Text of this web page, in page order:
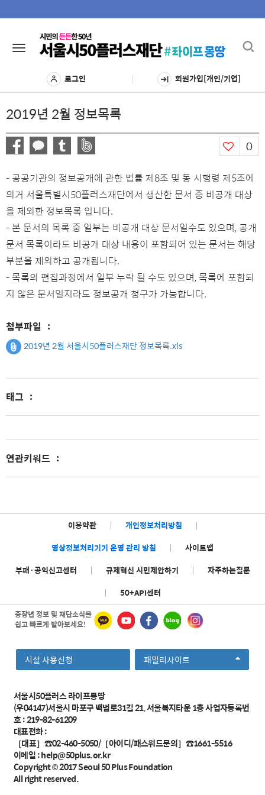
Toggle
navigation
로그인 회원가입[개인/기업]
2019년 2월 정보목록
0
- 공공기관의 정보공개에 관한 법률 제8조 및 동 시행령 제5조에
의거 서울특별시50플러스재단에서 생산한 문서 중 비공개 대상
을 제외한 정보목록 입니다.
- 본 문서의 목록 중 일부는 비공개 대상 문서일수도 있으며, 공개
문서 목록이라도 비공개 대상 내용이 포함되어 있는 문서는 해당
부분을 제외하고 공개됩니다.
- 목록의 편집과정에서 일부 누락 될 수도 있으며, 목록에 포함되
지 않은 문서일지라도 정보공개 청구가 가능합니다.
첨부파일 :
2019년 2월 서울시50플러스재단 정보목록.xls
태그 :
연관키워드 :
이용약관 | 개인정보처리방침
|
영상정보처리기기 운영 관리 방침
|
사이트맵
부패·공익신고센터
| 규제혁신 시민제안하기 |
자주하는질문
|
50+API센터
중장년 정보 및 재단소식을
쉽고 빠르게 받아보세요!
시설 사용신청 패밀리사이트선
택
서울시50플러스 라이프몽땅
(우04147)서울시 마포구 백범로31길 21, 서울복지타운 1층 사업자등록번
호 : 219-82-61209
대표전화 :
［대표］☎02-460-5050/［아이디/패스워드문의］☎1661-5516
이메일 :help@50plus.or.kr
Copyright © 2017Seoul 50 Plus Foundation
All right reserved.